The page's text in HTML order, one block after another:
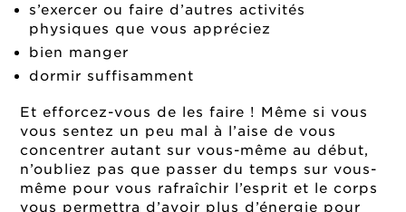
s’exercer ou faire d’autres activités
physiques que vous appréciez
bien manger
dormir suffisamment
Et efforcez-vous de les faire ! Même si vous
vous sentez un peu mal à l’aise de vous
concentrer autant sur vous-même au début,
n’oubliez pas que passer du temps sur vous-
même pour vous rafraîchir l’esprit et le corps
vous permettra d’avoir plus d’énergie pour